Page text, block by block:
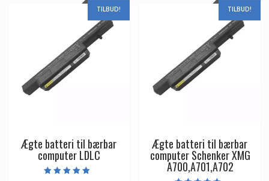
TILBUD!
Ægte batteri til bærbar
computer LDLC
TILBUD!
Ægte batteri til bærbar
computer Schenker XMG
A700,A701,A702